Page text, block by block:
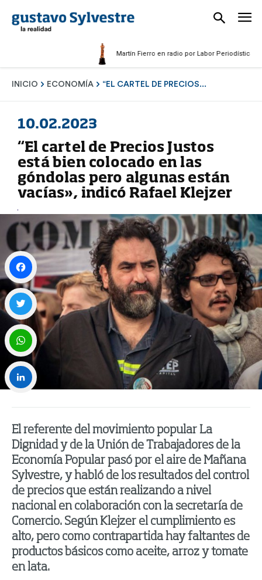
Martín Fierro en radio por Labor Periodística
INICIO ECONOMÍA “EL CARTEL DE PRECIOS...
10.02.2023
“El cartel de Precios Justos
está bien colocado en las
góndolas pero algunas están
vacías», indicó Rafael Klejzer
El referente del movimiento popular La
Dignidad y de la Unión de Trabajadores de la
Economía Popular pasó por el aire de Mañana
Sylvestre, y habló de los resultados del control
de precios que están realizando a nivel
nacional en colaboración con la secretaría de
Comercio. Según Klejzer el cumplimiento es
alto, pero como contrapartida hay faltantes de
productos básicos como aceite, arroz y tomate
en lata.
Facebook
Twitter
WhatsApp